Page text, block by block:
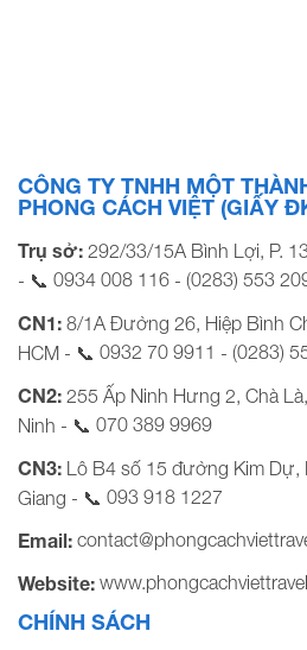
CÔNG TY TNHH MỘT
PHONG CÁCH VIỆT (GIẤY
Trụ sở: 292/33/15A Bình Lợi, P.
- 📞 0934 008 116 - (0283) 553
CN1: 8/1A Đường 26, Hiệp Bình
HCM - 📞 0932 70 9911 - (0283)
CN2: 255 Ấp Ninh Hưng 2, Chà
Ninh - 📞 070 389 9969
CN3: Lô B4 số 15 đường Kim Dự,
Giang - 📞 093 918 1227
Email:
Website:
CHÍNH SÁCH